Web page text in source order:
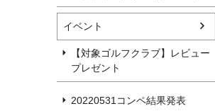
イベント
【対象ゴルフクラブ】レビュー
プレゼント
20220531コンペ結果発表